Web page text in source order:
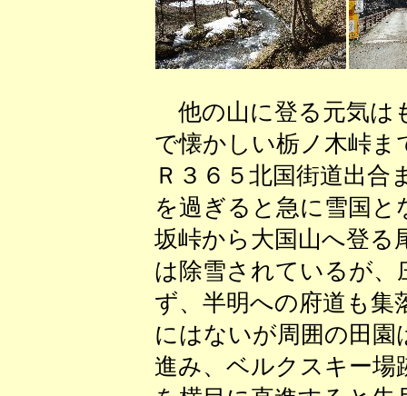
他の山に登る元気は
で懐かしい栃ノ木峠
Ｒ３６５北国街道出
を過ぎると急に雪国
坂峠から大国山へ登る
は除雪されているが、
ず、半明への府道も集
にはないが周囲の田
進み、ベルクスキー場